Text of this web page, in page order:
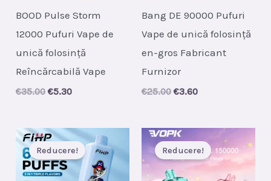
BOOD Pulse Storm
12000 Pufuri Vape de
unică folosință
Reîncărcabilă Vape
€35.00 Original
€35.00.
€5.30Current
€5.30.
Bang DE 90000 Pufuri
Vape de unică folosință
en-gros Fabricant
Furnizor
€25.00 Original
€25.00.
€3.60Current
€3.60.
Reducere! Reducere!